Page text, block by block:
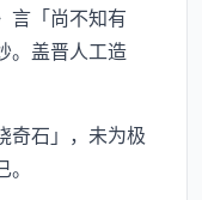
言「尚不知有
。盖晋人工造
奇石」，未为极